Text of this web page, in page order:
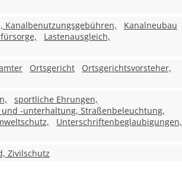
Kanalbenutzungsgebühren,
Kanalneubau
Lastenausgleich,
Ortsgericht
Ortsgerichtsvorsteher,
sportliche Ehrungen,
-unterhaltung, Straßenbeleuchtung,
Unterschriftenbeglaubigungen,
Zivilschutz